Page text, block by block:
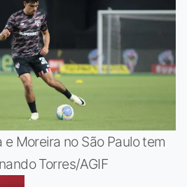
Moreira no São Paulo tem
Torres/AGIF